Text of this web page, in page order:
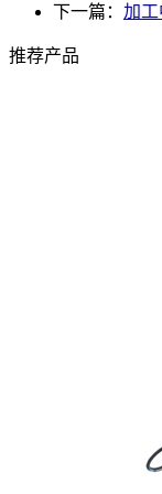
下一篇： 加
推荐产品